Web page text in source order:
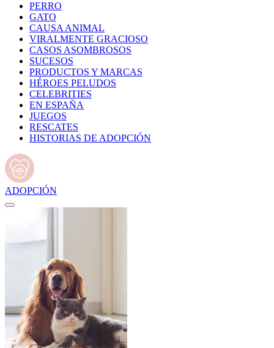
PERRO
GATO
CAUSA ANIMAL
VIRALMENTE GRACIOSO
CASOS ASOMBROSOS
SUCESOS
PRODUCTOS Y MARCAS
HÉROES PELUDOS
CELEBRITIES
EN ESPAÑA
JUEGOS
RESCATES
HISTORIAS DE ADOPCIÓN
ADOPCIÓN